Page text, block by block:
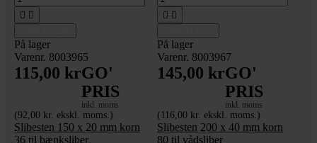
 
På lager
Varenr. 8003965
115,00 krGO'
PRIS
inkl. moms
(92,00 kr. ekskl. moms.)
Slibesten 150 x 20 mm korn
36 til bænksliber
 
På lager
Varenr. 8003967
145,00 krGO'
PRIS
inkl. moms
(116,00 kr. ekskl. moms.)
Slibesten 200 x 40 mm korn
80 til vådsliber